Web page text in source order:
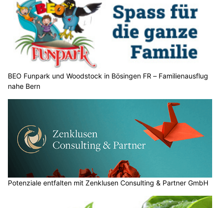
BEO Funpark und Woodstock in Bösingen FR – Familienausflug
nahe Bern
Potenziale entfalten mit Zenklusen Consulting & Partner GmbH